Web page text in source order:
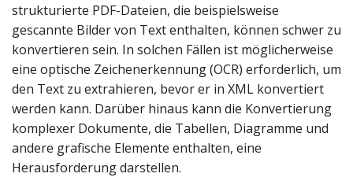
strukturierte PDF-Dateien, die beispielsweise
gescannte Bilder von Text enthalten, können schwer zu
konvertieren sein. In solchen Fällen ist möglicherweise
eine optische Zeichenerkennung (OCR) erforderlich, um
den Text zu extrahieren, bevor er in XML konvertiert
werden kann. Darüber hinaus kann die Konvertierung
komplexer Dokumente, die Tabellen, Diagramme und
andere grafische Elemente enthalten, eine
Herausforderung darstellen.